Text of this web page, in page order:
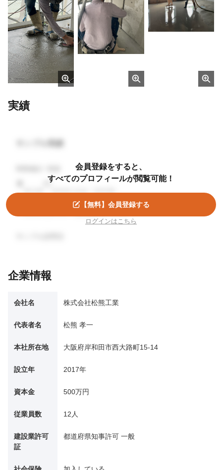
実績
東京都 2024年1月頃（30日間）
会員登録をすると、
すべてのプロフィールが閲覧可能！
【無料】会員登録する
ログインはこちら
企業情報
会社名 株式会社松熊工業
代表者名 松熊 孝一
本社所在地 大阪府岸和田市西大路町15-14
設立年 2017年
資本金 500万円
従業員数 12人
建設業許可
証
都道府県知事許可 一般